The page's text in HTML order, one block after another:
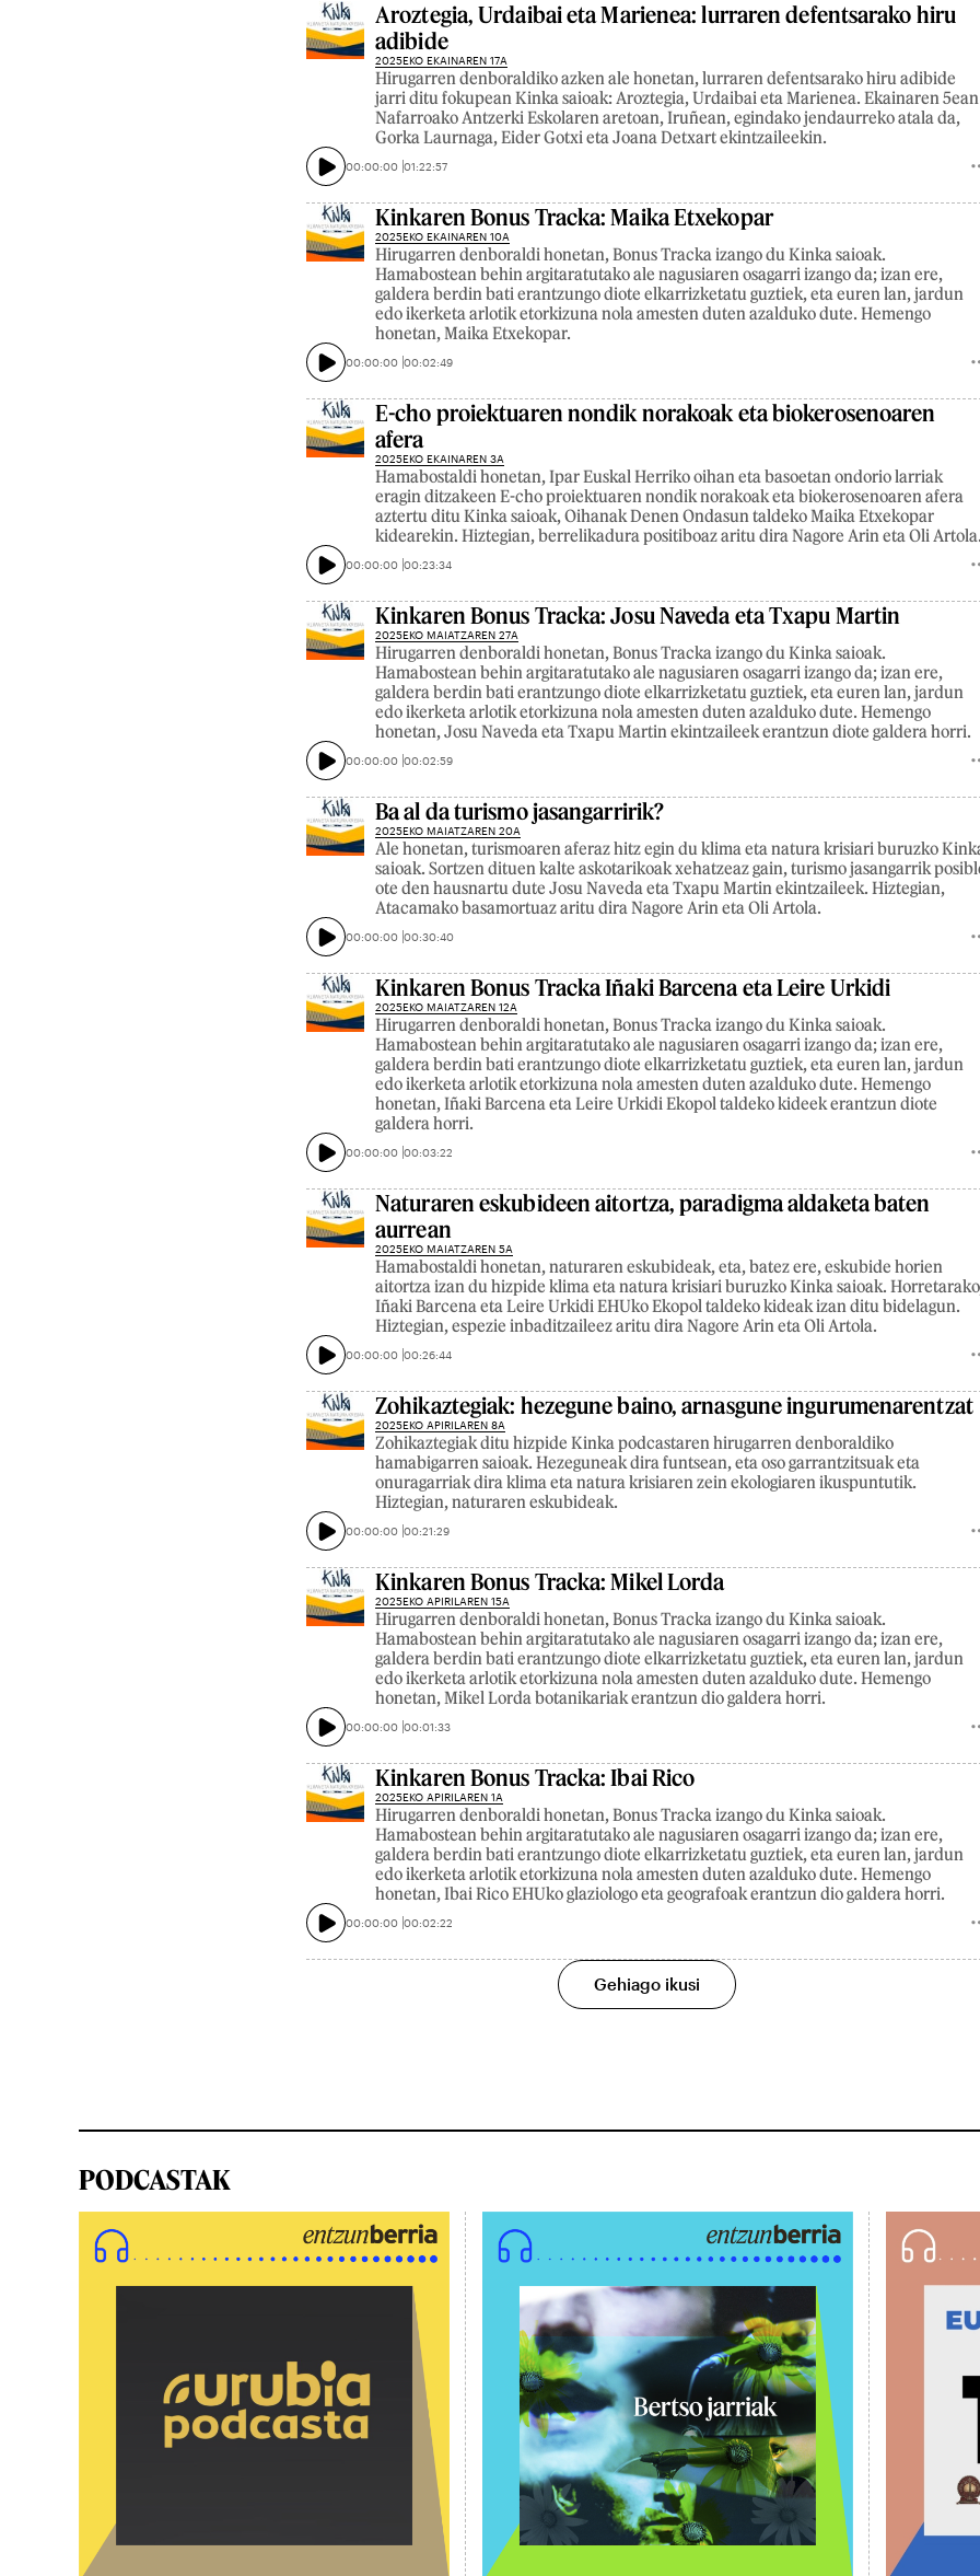
Aroztegia, Urdaibai eta Marienea: lurraren defentsarako hiru
adibide
2025EKO EKAINAREN 17A
Hirugarren denboraldiko azken ale honetan, lurraren defentsarako hiru adibide
jarri ditu fokupean Kinka saioak: Aroztegia, Urdaibai eta Marienea. Ekainaren 5ean
Nafarroako Antzerki Eskolaren aretoan, Iruñean, egindako jendaurreko atala da,
Gorka Laurnaga, Eider Gotxi eta Joana Detxart ekintzaileekin.
00:00:00 01:22:57
Kinkaren Bonus Tracka: Maika Etxekopar
2025EKO EKAINAREN 10A
Hirugarren denboraldi honetan, Bonus Tracka izango du Kinka saioak.
Hamabostean behin argitaratutako ale nagusiaren osagarri izango da; izan ere,
galdera berdin bati erantzungo diote elkarrizketatu guztiek, eta euren lan, jardun
edo ikerketa arlotik etorkizuna nola amesten duten azalduko dute. Hemengo
honetan, Maika Etxekopar.
00:00:00 00:02:49
E-cho proiektuaren nondik norakoak eta biokerosenoaren
afera
2025EKO EKAINAREN 3A
Hamabostaldi honetan, Ipar Euskal Herriko oihan eta basoetan ondorio larriak
eragin ditzakeen E-cho proiektuaren nondik norakoak eta biokerosenoaren afera
aztertu ditu Kinka saioak, Oihanak Denen Ondasun taldeko Maika Etxekopar
kidearekin. Hiztegian, berrelikadura positiboaz aritu dira Nagore Arin eta Oli
00:00:00 00:23:34
Kinkaren Bonus Tracka: Josu Naveda eta Txapu Martin
2025EKO MAIATZAREN 27A
Hirugarren denboraldi honetan, Bonus Tracka izango du Kinka saioak.
Hamabostean behin argitaratutako ale nagusiaren osagarri izango da; izan ere,
galdera berdin bati erantzungo diote elkarrizketatu guztiek, eta euren lan, jardun
edo ikerketa arlotik etorkizuna nola amesten duten azalduko dute. Hemengo
honetan, Josu Naveda eta Txapu Martin ekintzaileek erantzun diote galdera horri.
00:00:00 00:02:59
Ba al da turismo jasangarririk?
2025EKO MAIATZAREN 20A
Ale honetan, turismoaren aferaz hitz egin du klima eta natura krisiari buruzko
saioak. Sortzen dituen kalte askotarikoak xehatzeaz gain, turismo jasangarrik
ote den hausnartu dute Josu Naveda eta Txapu Martin ekintzaileek. Hiztegian,
Atacamako basamortuaz aritu dira Nagore Arin eta Oli Artola.
00:00:00 00:30:40
Kinkaren Bonus Tracka Iñaki Barcena eta Leire Urkidi
2025EKO MAIATZAREN 12A
Hirugarren denboraldi honetan, Bonus Tracka izango du Kinka saioak.
Hamabostean behin argitaratutako ale nagusiaren osagarri izango da; izan ere,
galdera berdin bati erantzungo diote elkarrizketatu guztiek, eta euren lan, jardun
edo ikerketa arlotik etorkizuna nola amesten duten azalduko dute. Hemengo
honetan, Iñaki Barcena eta Leire Urkidi Ekopol taldeko kideek erantzun diote
galdera horri.
00:00:00 00:03:22
Naturaren eskubideen aitortza, paradigma aldaketa baten
aurrean
2025EKO MAIATZAREN 5A
Hamabostaldi honetan, naturaren eskubideak, eta, batez ere, eskubide horien
aitortza izan du hizpide klima eta natura krisiari buruzko Kinka saioak.
Iñaki Barcena eta Leire Urkidi EHUko Ekopol taldeko kideak izan ditu bidelagun.
Hiztegian, espezie inbaditzaileez aritu dira Nagore Arin eta Oli Artola.
00:00:00 00:26:44
Zohikaztegiak: hezegune baino, arnasgune ingurumenarentzat
2025EKO APIRILAREN 8A
Zohikaztegiak ditu hizpide Kinka podcastaren hirugarren denboraldiko
hamabigarren saioak. Hezeguneak dira funtsean, eta oso garrantzitsuak eta
onuragarriak dira klima eta natura krisiaren zein ekologiaren ikuspuntutik.
Hiztegian, naturaren eskubideak.
00:00:00 00:21:29
Kinkaren Bonus Tracka: Mikel Lorda
2025EKO APIRILAREN 15A
Hirugarren denboraldi honetan, Bonus Tracka izango du Kinka saioak.
Hamabostean behin argitaratutako ale nagusiaren osagarri izango da; izan ere,
galdera berdin bati erantzungo diote elkarrizketatu guztiek, eta euren lan, jardun
edo ikerketa arlotik etorkizuna nola amesten duten azalduko dute. Hemengo
honetan, Mikel Lorda botanikariak erantzun dio galdera horri.
00:00:00 00:01:33
Kinkaren Bonus Tracka: Ibai Rico
2025EKO APIRILAREN 1A
Hirugarren denboraldi honetan, Bonus Tracka izango du Kinka saioak.
Hamabostean behin argitaratutako ale nagusiaren osagarri izango da; izan ere,
galdera berdin bati erantzungo diote elkarrizketatu guztiek, eta euren lan, jardun
edo ikerketa arlotik etorkizuna nola amesten duten azalduko dute. Hemengo
honetan, Ibai Rico EHUko glaziologo eta geografoak erantzun dio galdera horri.
00:00:00 00:02:22
Gehiago ikusi
PODCASTAK